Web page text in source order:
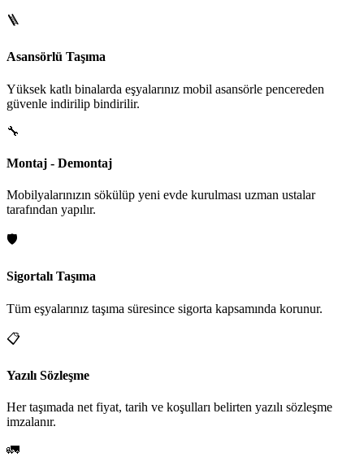
🪜
Asansörlü Taşıma
Yüksek katlı binalarda eşyalarınız mobil asansörle pencereden
güvenle indirilip bindirilir.
🔧
Montaj - Demontaj
Mobilyalarınızın sökülüp yeni evde kurulması uzman ustalar
tarafından yapılır.
🛡️
Sigortalı Taşıma
Tüm eşyalarınız taşıma süresince sigorta kapsamında korunur.
📋
Yazılı Sözleşme
Her taşımada net fiyat, tarih ve koşulları belirten yazılı sözleşme
imzalanır.
🚛